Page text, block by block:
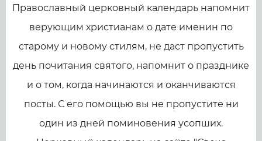
Православный церковный календарь напомнит
верующим христианам о дате именин по
старому и новому стилям, не даст пропустить
день почитания святого, напомнит о празднике
и о том, когда начинаются и оканчиваются
посты. С его помощью вы не пропустите ни
один из дней поминовения усопших.